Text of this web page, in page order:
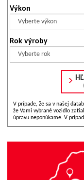
Výkon
Rok výroby
V prípade, že sa v našej
že Vami vybrané vozidlo
úpravu neponúkame. V